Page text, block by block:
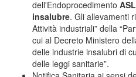
dell'Endoprocedimento
insalubre. Gli allevamenti
Attività industriali” della
cui al Decreto Ministero
delle industrie insalubri di
delle leggi sanitarie”.